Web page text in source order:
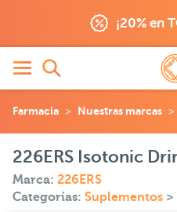
¡20% en
Farmacia Nuestras marcas
226ERS Isotonic
Marca: 226ERS
Categorías: Suplementos >